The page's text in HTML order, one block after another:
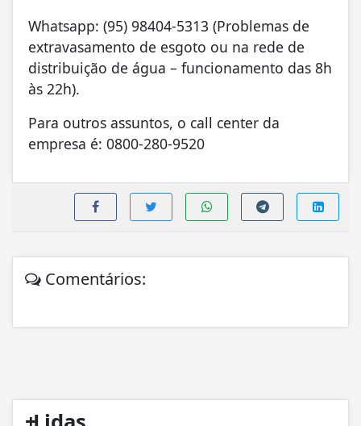
Whatsapp: (95) 98404-5313 (Problemas de
extravasamento de esgoto ou na rede de
distribuição de água – funcionamento das 8h
às 22h).
Para outros assuntos, o call center da
empresa é: 0800-280-9520
Comentários: